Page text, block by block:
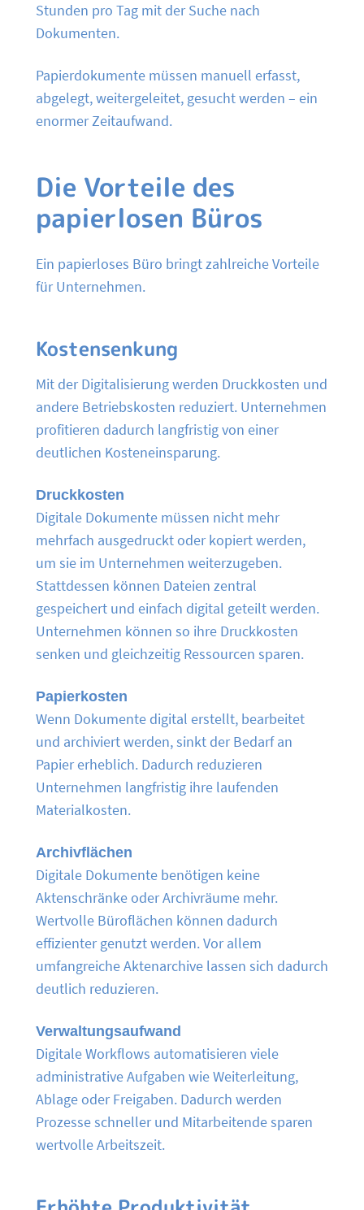
Stunden pro Tag mit der Suche nach
Dokumenten.
Papierdokumente müssen manuell erfasst,
abgelegt, weitergeleitet, gesucht werden – ein
enormer Zeitaufwand.
Die Vorteile des
papierlosen Büros
Ein papierloses Büro bringt zahlreiche Vorteile
für Unternehmen.
Kostensenkung
Mit der Digitalisierung werden Druckkosten und
andere Betriebskosten reduziert. Unternehmen
profitieren dadurch langfristig von einer
deutlichen Kosteneinsparung.
Druckkosten
Digitale Dokumente müssen nicht mehr
mehrfach ausgedruckt oder kopiert werden,
um sie im Unternehmen weiterzugeben.
Stattdessen können Dateien zentral
gespeichert und einfach digital geteilt werden.
Unternehmen können so ihre Druckkosten
senken und gleichzeitig Ressourcen sparen.
Papierkosten
Wenn Dokumente digital erstellt, bearbeitet
und archiviert werden, sinkt der Bedarf an
Papier erheblich. Dadurch reduzieren
Unternehmen langfristig ihre laufenden
Materialkosten.
Archivflächen
Digitale Dokumente benötigen keine
Aktenschränke oder Archivräume mehr.
Wertvolle Büroflächen können dadurch
effizienter genutzt werden. Vor allem
umfangreiche Aktenarchive lassen sich dadurch
deutlich reduzieren.
Verwaltungsaufwand
Digitale Workflows automatisieren viele
administrative Aufgaben wie Weiterleitung,
Ablage oder Freigaben. Dadurch werden
Prozesse schneller und Mitarbeitende sparen
wertvolle Arbeitszeit.